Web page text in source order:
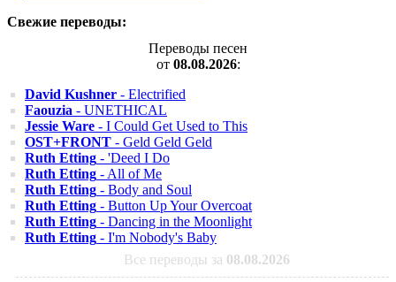
Свежие переводы:
Переводы песен
от 08.08.2026:
David Kushner - Electrified
Faouzia - UNETHICAL
Jessie Ware - I Could Get Used to This
OST+FRONT - Geld Geld Geld
Ruth Etting - 'Deed I Do
Ruth Etting - All of Me
Ruth Etting - Body and Soul
Ruth Etting - Button Up Your Overcoat
Ruth Etting - Dancing in the Moonlight
Ruth Etting - I'm Nobody's Baby
Все переводы за 08.08.2026